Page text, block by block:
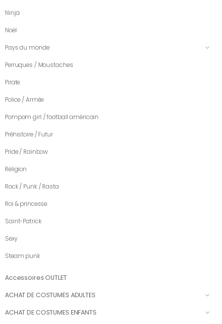
Ninja
Noël
Pays du monde
Perruques / Moustaches
Pirate
Police / Armée
Pompom girl / football américain
Préhistoire / Futur
Pride / Rainbow
Religion
Rock / Punk / Rasta
Roi & princesse
Saint-Patrick
Sexy
Steam punk
Accessoires OUTLET
ACHAT DE COSTUMES ADULTES
ACHAT DE COSTUMES ENFANTS